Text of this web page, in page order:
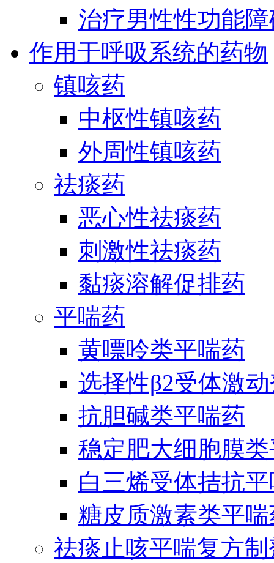
治疗男性性功能
作用于呼吸系统的药物
镇咳药
中枢性镇咳药
外周性镇咳药
祛痰药
恶心性祛痰药
刺激性祛痰药
黏痰溶解促排药
平喘药
黄嘌呤类平喘药
选择性β2受体激
抗胆碱类平喘药
稳定肥大细胞膜
白三烯受体拮抗
糖皮质激素类平
祛痰止咳平喘复方制